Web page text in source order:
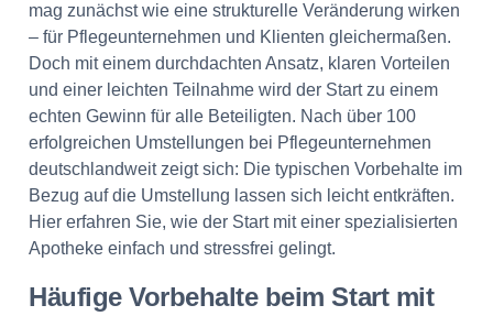
mag zunächst wie eine strukturelle Veränderung wirken
– für Pflegeunternehmen und Klienten gleichermaßen.
Doch mit einem durchdachten Ansatz, klaren Vorteilen
und einer leichten Teilnahme wird der Start zu einem
echten Gewinn für alle Beteiligten. Nach über 100
erfolgreichen Umstellungen bei Pflegeunternehmen
deutschlandweit zeigt sich: Die typischen Vorbehalte im
Bezug auf die Umstellung lassen sich leicht entkräften.
Hier erfahren Sie, wie der Start mit einer spezialisierten
Apotheke einfach und stressfrei gelingt.
Häufige Vorbehalte beim Start mit